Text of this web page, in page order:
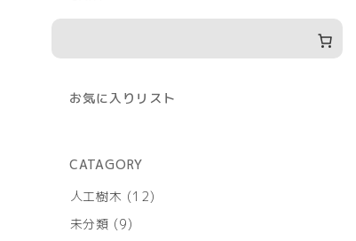
お気に入りリスト
CATAGORY
人工樹木
1212
未分類 99